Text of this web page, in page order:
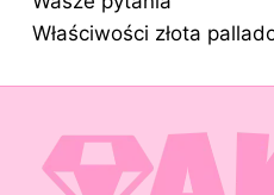
Właściwości złota